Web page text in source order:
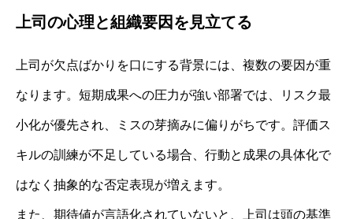
上司の心理と組織要因を見立てる
上司が欠点ばかりを口にする背景には、複数の要因が重
なります。短期成果への圧力が強い部署では、リスク最
小化が優先され、ミスの芽摘みに偏りがちです。評価ス
キルの訓練が不足している場合、行動と成果の具体化で
はなく抽象的な否定表現が増えます。
また、期待値が言語化されていないと、上司は頭の基準